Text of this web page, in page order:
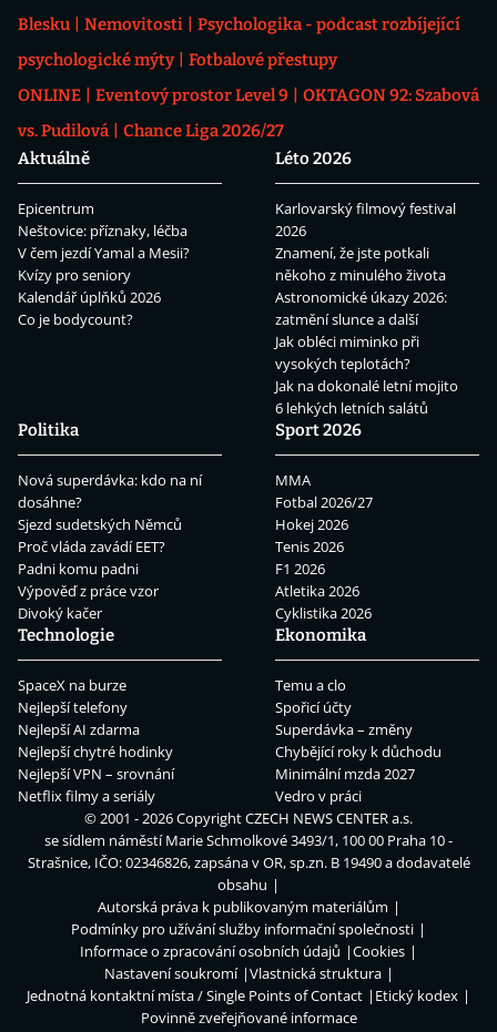
Blesku
Nemovitosti
Psychologika - podcast rozbíjející
psychologické mýty
Fotbalové přestupy
ONLINE
Eventový prostor Level 9
OKTAGON 92: Szabová
vs. Pudilová
Chance Liga 2026/27
Aktuálně
Epicentrum
Neštovice: příznaky, léčba
V čem jezdí Yamal a Mesii?
Kvízy pro seniory
Kalendář úplňků 2026
Co je bodycount?
Léto 2026
Karlovarský filmový festival
2026
Znamení, že jste potkali
někoho z minulého života
Astronomické úkazy 2026:
zatmění slunce a další
Jak obléci miminko při
vysokých teplotách?
Jak na dokonalé letní mojito
6 lehkých letních salátů
Politika
Nová superdávka: kdo na ní
dosáhne?
Sjezd sudetských Němců
Proč vláda zavádí EET?
Padni komu padni
Výpověď z práce vzor
Divoký kačer
Sport 2026
MMA
Fotbal 2026/27
Hokej 2026
Tenis 2026
F1 2026
Atletika 2026
Cyklistika 2026
Technologie
SpaceX na burze
Nejlepší telefony
Nejlepší AI zdarma
Nejlepší chytré hodinky
Nejlepší VPN – srovnání
Netflix filmy a seriály
Ekonomika
Temu a clo
Spořicí účty
Superdávka – změny
Chybějící roky k důchodu
Minimální mzda 2027
Vedro v práci
© 2001 - 2026 CopyrightCZECH NEWS CENTER a.s.
se sídlem náměstí Marie Schmolkové 3493/1, 100 00 Praha 10 -
Strašnice, IČO: 02346826, zapsána v OR, sp.zn. B 19490 a dodavatelé
obsahu
Autorská práva k publikovaným materiálům
Podmínky pro užívání služby informační společnosti
Informace o zpracování osobních údajů
Cookies
Nastavení soukromí
Vlastnická struktura
Jednotná kontaktní místa / Single Points of Contact
Etický kodex
Povinně zveřejňované informace